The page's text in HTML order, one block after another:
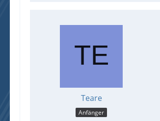
Teare
Anfänger